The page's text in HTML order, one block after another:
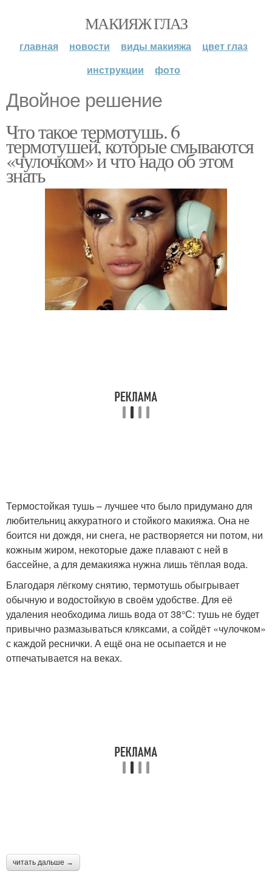
МАКИЯЖ ГЛАЗ
главная новости виды макияжа
цвет глаз
инструкции
фото
Двойное решение
Что такое термотушь. 6
термотушей, которые смываются
«чулочком» и что надо об этом
знать
Термостойкая тушь – лучшее что было придумано для
любительниц аккуратного и стойкого макияжа. Она не
боится ни дождя, ни снега, не растворяется ни потом, ни
кожным жиром, некоторые даже плавают с ней в
бассейне, а для демакияжа нужна лишь тёплая вода.
Благодаря лёгкому снятию, термотушь обыгрывает
обычную и водостойкую в своём удобстве. Для её
удаления необходима лишь вода от 38°С: тушь не будет
привычно размазываться кляксами, а сойдёт «чулочком»
с каждой реснички. А ещё она не осыпается и не
отпечатывается на веках.
читать дальше →